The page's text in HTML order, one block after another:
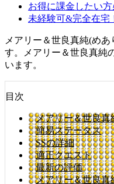
お得に課金したい
未経験可&完全在宅
メアリー＆世良真純(め
す。メアリー＆世良真純
います。
目次
メアリー＆世良真
簡易ステータス
SSの詳細
適正クエスト
最新の評価
メアリー＆世良真